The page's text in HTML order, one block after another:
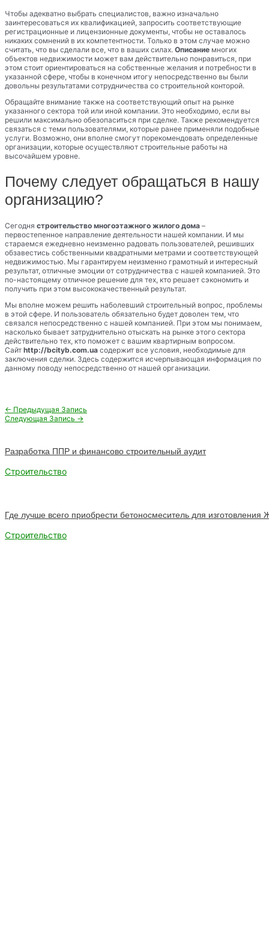
Чтобы адекватно выбрать специалистов, важно изначально
заинтересоваться их квалификацией, запросить соответствующие
регистрационные и лицензионные документы, чтобы не оставалось
никаких сомнений в их компетентности. Только в этом случае можно
считать, что вы сделали все, что в ваших силах. Описание многих
объектов недвижимости может вам действительно понравиться, при
этом стоит ориентироваться на собственные желания и потребности в
указанной сфере, чтобы в конечном итогу непосредственно вы были
довольны результатами сотрудничества со строительной конторой.
Обращайте внимание также на соответствующий опыт на рынке
указанного сектора той или иной компании. Это необходимо, если вы
решили максимально обезопаситься при сделке. Также рекомендуется
связаться с теми пользователями, которые ранее применяли подобные
услуги. Возможно, они вполне смогут порекомендовать определенные
организации, которые осуществляют строительные работы на
высочайшем уровне.
Почему следует обращаться в нашу
организацию?
Сегодня строительство многоэтажного жилого дома –
первостепенное направление деятельности нашей компании. И мы
стараемся ежедневно неизменно радовать пользователей, решивших
обзавестись собственными квадратными метрами и соответствующей
недвижимостью. Мы гарантируем неизменно грамотный и интересный
результат, отличные эмоции от сотрудничества с нашей компанией. Это
по-настоящему отличное решение для тех, кто решает сэкономить и
получить при этом высококачественный результат.
Мы вполне можем решить наболевший строительный вопрос, проблемы
в этой сфере. И пользователь обязательно будет доволен тем, что
связался непосредственно с нашей компанией. При этом мы понимаем,
насколько бывает затруднительно отыскать на рынке этого сектора
действительно тех, кто поможет с вашим квартирным вопросом.
Сайт http://bcityb.com.ua содержит все условия, необходимые для
заключения сделки. Здесь содержится исчерпывающая информация по
данному поводу непосредственно от нашей организации.
Навигация
по
← Предыдущая Запись
Следующая Запись →
Разработка ППР и финансово строительный аудит
Строительство
Где лучше всего приобрести бетоносмеситель для изготовления
Строительство